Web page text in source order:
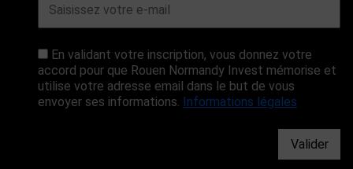
En validant votre inscription, vous donnez votre
accord pour que Rouen Normandy Invest mémorise et
utilise votre adresse email dans le but de vous
envoyer ses informations. Informations légales
Valider